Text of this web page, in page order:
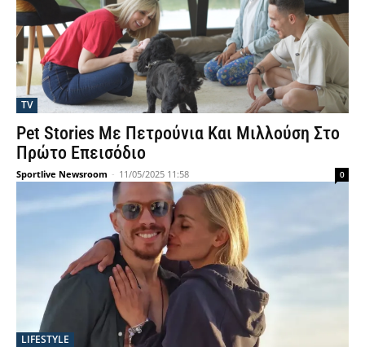
TV
Pet Stories Με Πετρούνια Και Μιλλούση Στο
Πρώτο Επεισόδιο
Sportlive Newsroom - 11/05/2025 11:58 0
LIFESTYLE